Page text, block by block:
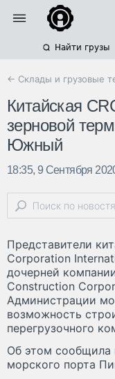
Найти грузы
← Склады и грузовые
Китайская
зерновой
Южный
18:35, 9 Сентября
Представители
Corporation
дочерней
Construction
Администрации
возможность
перегрузочного
Об этом сообщила
морского порта